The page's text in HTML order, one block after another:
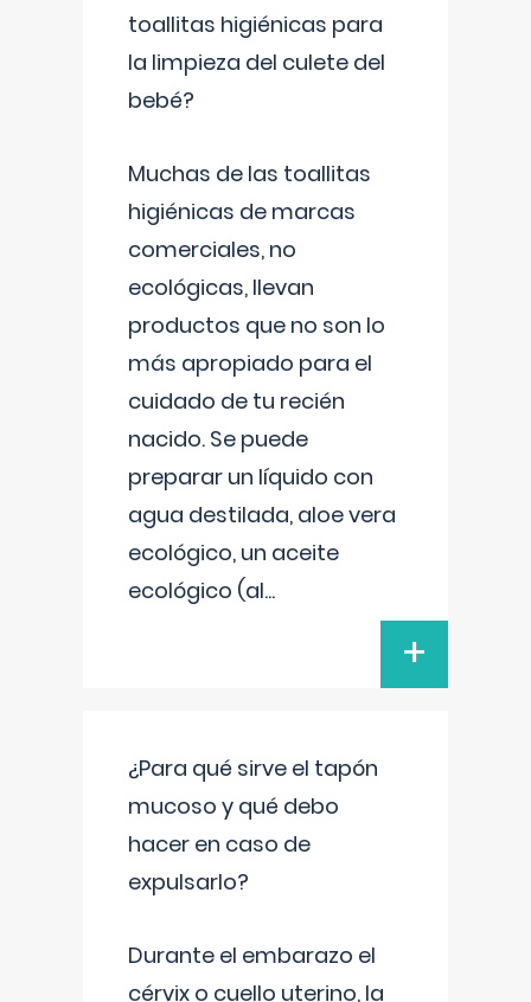
toallitas higiénicas para
la limpieza del culete del
bebé?
Muchas de las toallitas
higiénicas de marcas
comerciales, no
ecológicas, llevan
productos que no son lo
más apropiado para el
cuidado de tu recién
nacido. Se puede
preparar un líquido con
agua destilada, aloe vera
ecológico, un aceite
ecológico (al...
+
¿Para qué sirve el tapón
mucoso y qué debo
hacer en caso de
expulsarlo?
Durante el embarazo el
cérvix o cuello uterino, la